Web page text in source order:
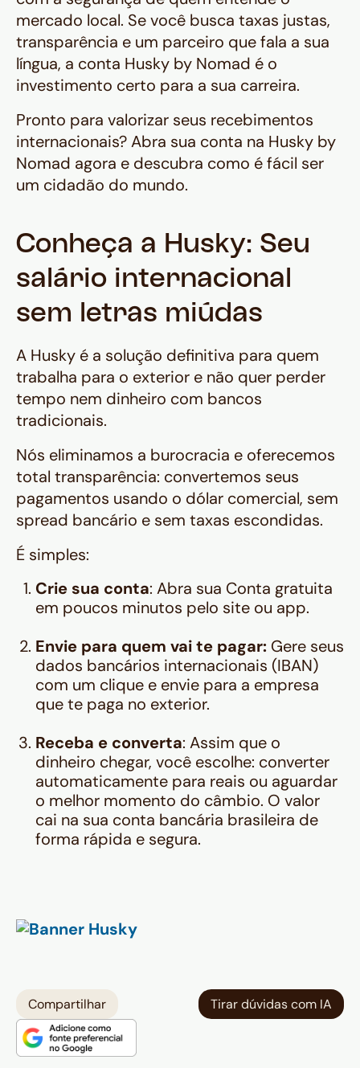
mercado local. Se você busca taxas justas,
transparência e um parceiro que fala a sua
língua, a conta Husky by Nomad é o
investimento certo para a sua carreira.
Pronto para valorizar seus recebimentos
internacionais? Abra sua conta na Husky by
Nomad agora e descubra como é fácil ser
um cidadão do mundo.
Conheça a Husky: Seu
salário internacional
sem letras miúdas
A Husky é a solução definitiva para quem
trabalha para o exterior e não quer perder
tempo nem dinheiro com bancos
tradicionais.
Nós eliminamos a burocracia e oferecemos
total transparência: convertemos seus
pagamentos usando o dólar comercial, sem
spread bancário e sem taxas escondidas.
É simples:
Crie sua conta: Abra sua Conta gratuita
em poucos minutos pelo site ou app.
Envie para quem vai te pagar: Gere seus
dados bancários internacionais (IBAN)
com um clique e envie para a empresa
que te paga no exterior.
Receba e converta: Assim que o
dinheiro chegar, você escolhe: converter
automaticamente para reais ou aguardar
o melhor momento do câmbio. O valor
cai na sua conta bancária brasileira de
forma rápida e segura.
Compartilhar Tirar dúvidas com IA